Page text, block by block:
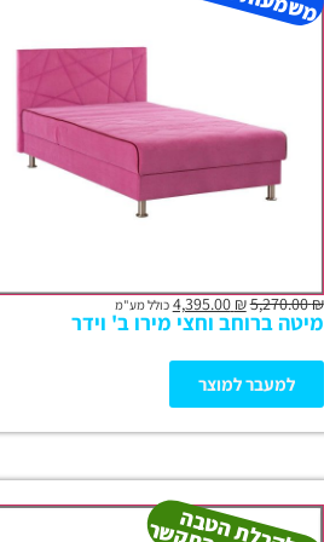
₪
5,270.00
₪
4,395.00 כולל מע"מ
מיטה ברוחב וחצי מירו ב' וידר
למעבר למוצר